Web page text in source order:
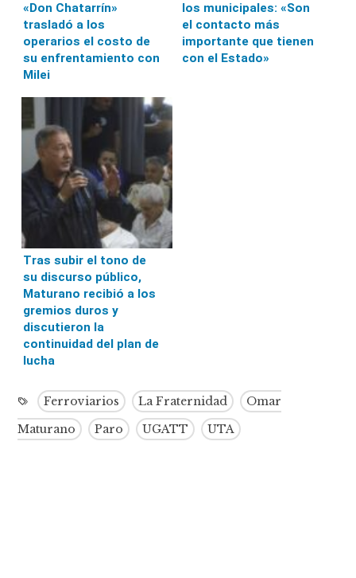
«Don Chatarrín»
trasladó a los
operarios el costo de
su enfrentamiento con
Milei
los municipales: «Son
el contacto más
importante que tienen
con el Estado»
Tras subir el tono de
su discurso público,
Maturano recibió a los
gremios duros y
discutieron la
continuidad del plan de
lucha
Ferroviarios La Fraternidad
Omar
Maturano
Paro UGATT UTA